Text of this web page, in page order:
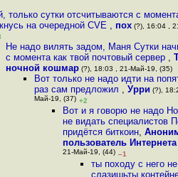
только сутки отсчитываются с
на очередной CVE , пох (?), 16:04 ,
Не надо вилять задом, Маня Сутки
с момента как твой почтовый сервер ,
ночной кошмар (?), 18:03 , 21-Май-19, (35)
Вот только не надо идти на
раз сам предложил , Урри (?),
Май-19, (37) +2
Вот и я говорю не надо
не видать специалистов
придётся биткоин,
пользователь Интернета
21-Май-19, (44) –1
ты походу с него не
слазишьты